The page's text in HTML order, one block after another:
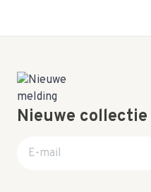
Nieuwe
E-mail adres